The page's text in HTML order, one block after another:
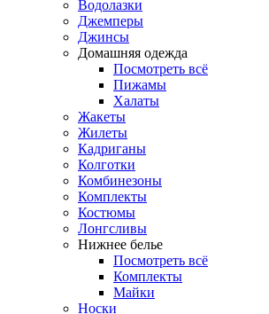
Водолазки
Джемперы
Джинсы
Домашняя одежда
Посмотреть всё
Пижамы
Халаты
Жакеты
Жилеты
Кадриганы
Колготки
Комбинезоны
Комплекты
Костюмы
Лонгсливы
Нижнее белье
Посмотреть всё
Комплекты
Майки
Носки